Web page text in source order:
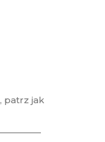
patrz jak